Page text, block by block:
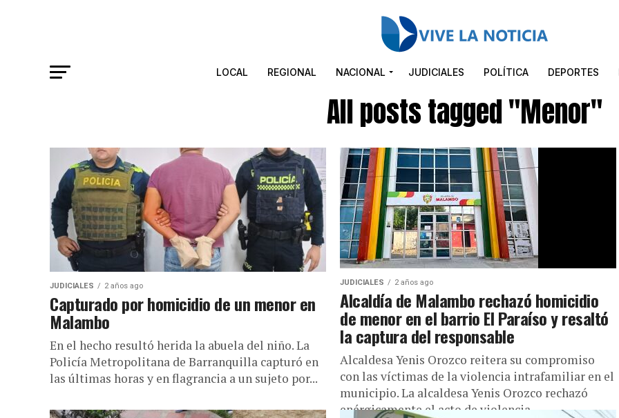
LOCAL REGIONAL NACIONAL JUDICIALES POLÍTICA DEPORTES
All posts tagged "Menor"
JUDICIALES 2 años ago
Capturado por homicidio de un menor en
Malambo
En el hecho resultó herida la abuela del niño. La
Policía Metropolitana de Barranquilla capturó en
las últimas horas y en flagrancia a un sujeto por...
JUDICIALES 2 años ago
Alcaldía de Malambo rechazó homicidio
de menor en el barrio El Paraíso y resaltó
la captura del responsable
Alcaldesa Yenis Orozco reitera su compromiso
con las víctimas de la violencia intrafamiliar en el
municipio. La alcaldesa Yenis Orozco rechazó
enérgicamente el acto de violencia...